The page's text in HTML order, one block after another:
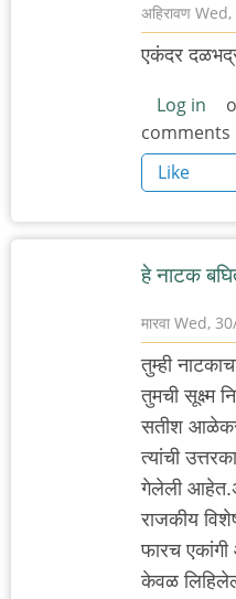
अहिरावण
एकंदर
Log in
comments
Like
हे नाटक
मारवा Wed,
तुम्ही
तुमची सूक्ष्म
सतीश
त्यांची
गेलेली
राजकीय
फारच
केवळ